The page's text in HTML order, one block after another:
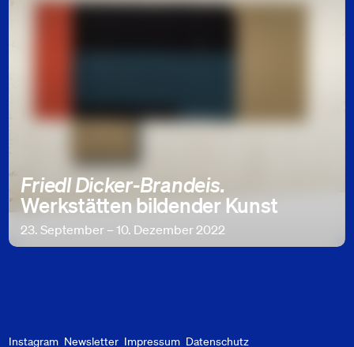
Friedl Dicker-Brandeis.
Werkstätten bildender Kunst
23. September – 10. Dezember 2022
Instagram Newsletter Impressum Datenschutz